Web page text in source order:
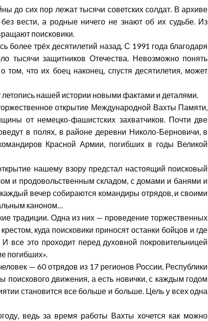
до сих пор лежат тысячи советских солдат. В архиве
вести, а родные ничего не знают об их судьбе. Из
поисковики.
трёх десятилетий назад. С 1991 года благодаря
тысячи защитников Отечества. Невозможно понять
том, что их боец наконец, спустя десятилетия, может
нашей истории новыми фактами и деталями.
открытие Международной Вахты Памяти,
от немецко-фашистских захватчиков. Почти две
в полях, в районе деревни Николо-Берновичи, в
Красной Армии, погибших в годы Великой
нашему взору предстал настоящий поисковый
и продовольственным складом, с домами и банями и
вечер собираются командиры отрядов, и своими
каноном…
традиции. Одна из них — проведение торжественных
куда поисковики приносят останки бойцов и где
все это проходит перед духовной покровительницей
погибших».
— 60 отрядов из 17 регионов России, Республики
поискового движения, а есть новички, с каждым годом
становится все больше и больше. Цель у всех одна
ведь за время работы Вахты хочется как можно